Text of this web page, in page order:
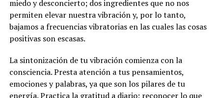
miedo y desconcierto; dos ingredientes que no nos
permiten elevar nuestra vibración y, por lo tanto,
bajamos a frecuencias vibratorias en las cuales las cosas
positivas son escasas.
La sintonización de tu vibración comienza con la
consciencia. Presta atención a tus pensamientos,
emociones y palabras, ya que son los pilares de tu
energía. Practica la gratitud a diario; reconocer lo que